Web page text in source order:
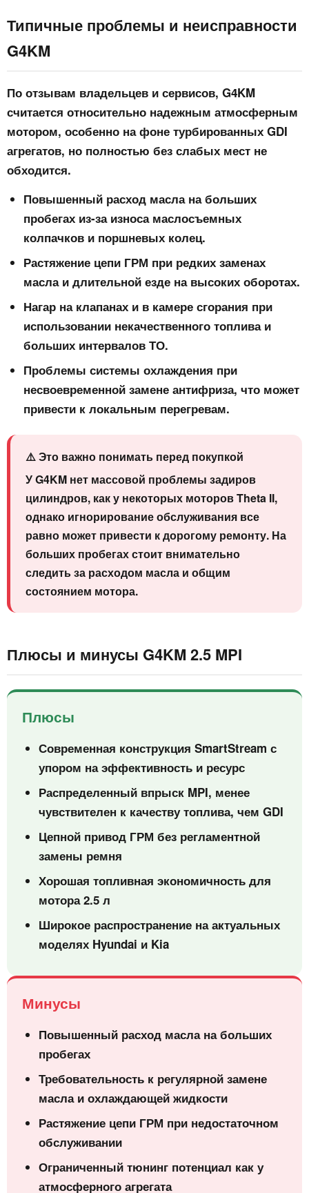
Типичные проблемы и неисправности
G4KM
По отзывам владельцев и сервисов, G4KM
считается относительно надежным атмосферным
мотором, особенно на фоне турбированных GDI
агрегатов, но полностью без слабых мест не
обходится.
Повышенный расход маслана больших
пробегах из-за износа маслосъемных
колпачков и поршневых колец.
Растяжение цепи ГРМ при редких заменах
масла и длительной езде на высоких оборотах.
Нагар на клапанах и в камере сгорания при
использовании некачественного топлива и
больших интервалов ТО.
Проблемы системы охлаждения при
несвоевременной замене антифриза, что может
привести к локальным перегревам.
⚠️ Это важно понимать перед покупкой
У G4KM нет массовой проблемы задиров
цилиндров, как у некоторых моторов Theta II,
однако игнорирование обслуживания все
равно может привести к дорогому ремонту. На
больших пробегах стоит внимательно
следить за расходом масла и общим
состоянием мотора.
Плюсы и минусы G4KM 2.5 MPI
Плюсы
Современная конструкция SmartStream с
упором на эффективность и ресурс
Распределенный впрыск MPI, менее
чувствителен к качеству топлива, чем GDI
Цепной привод ГРМ без регламентной
замены ремня
Хорошая топливная экономичность для
мотора 2.5 л
Широкое распространение на актуальных
моделях Hyundai и Kia
Минусы
Повышенный расход масла на больших
пробегах
Требовательность к регулярной замене
масла и охлаждающей жидкости
Растяжение цепи ГРМ при недостаточном
обслуживании
Ограниченный тюнинг потенциал как у
атмосферного агрегата